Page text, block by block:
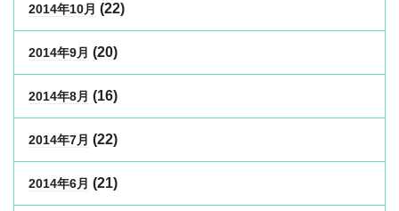
2014年10月 (22)
2014年9月 (20)
2014年8月 (16)
2014年7月 (22)
2014年6月 (21)